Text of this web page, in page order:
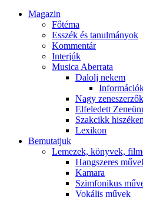
Magazin
Főtéma
Esszék és tanulmányok
Kommentár
Interjúk
Musica Aberrata
Dalolj nekem
Nagy zeneszerzők
Elfeledett
Szakcikk
Lexikon
Bemutatjuk
Lemezek, könyvek,
Hangszeres
Kamara
Szimfonikus
Vokális művek